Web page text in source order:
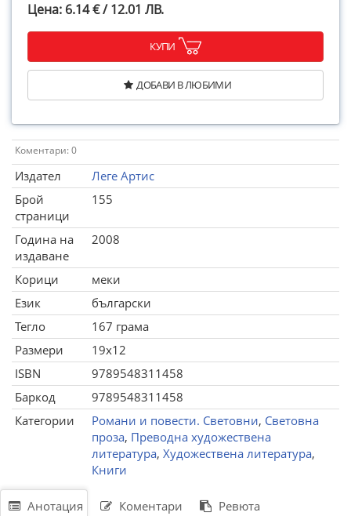
Цена: 6.14 € / 12.01 ЛВ.
КУПИ
ДОБАВИ В ЛЮБИМИ
Коментари: 0
Издател
Леге Артис
Брой
страници
155
Година на
издаване
2008
Корици
меки
Език
български
Тегло
167 грама
Размери
19x12
ISBN
9789548311458
Баркод
9789548311458
Категории
Романи и повести. Световни, Световна
проза, Преводна художествена
литература, Художествена литература,
Книги
Анотация Коментари Ревюта